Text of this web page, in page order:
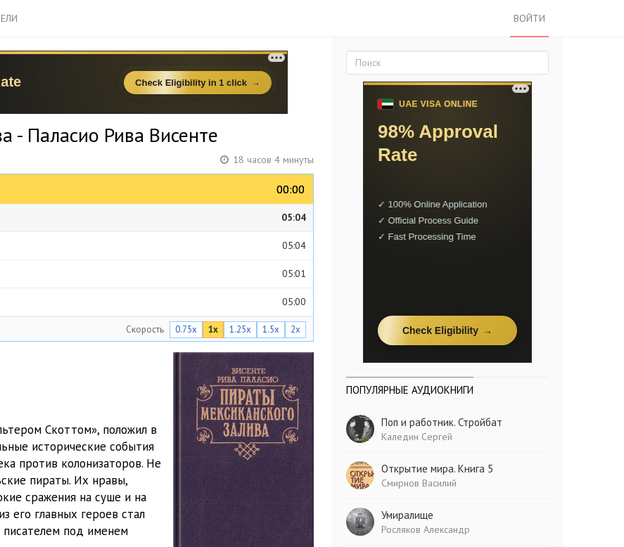
ВОЙТИ
- Паласио Рива Висенте
18 часов 4 минуты
00:00
00:00
05:04
05:04
05:01
05:00
05:03
05:03
05:05
05:04
05:06
05:02
05:01
05:07
Скорость 0.75x 1x 1.25x 1.5x 2x
Скоттом», положил в
исторические события
против колонизаторов. Не
пираты. Их нравы,
сражения на суше и на
его главных героев стал
под именем
ПОПУЛЯРНЫЕ АУДИОКНИГИ
Поп и работник. Стройбат
Каледин Сергей
Открытие мира. Книга 5
Смирнов Василий
Умиралище
Росляков Александр